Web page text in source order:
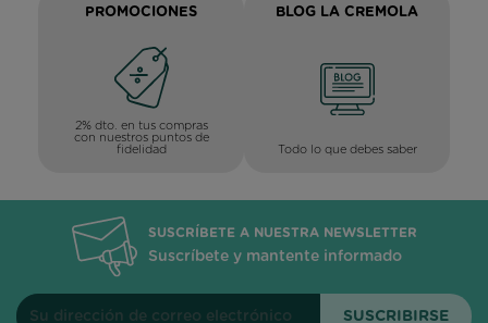
PROMOCIONES
2% dto. en tus compras
con nuestros puntos de
fidelidad
BLOG LA CREMOLA
Todo lo que debes saber
SUSCRÍBETE A NUESTRA NEWSLETTER
Suscríbete y mantente informado